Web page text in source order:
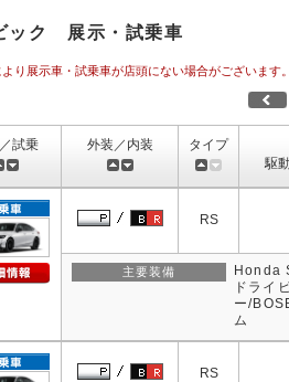
ック 展示・試乗車
り展示車・試乗車が店頭にない場合がございます
試乗 外装／内装
タイプ
駆
RS
主要装備
Honda
ドライ
ー/
ム
RS